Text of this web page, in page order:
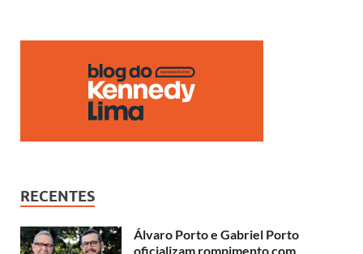
o A
p
p
Li
n
k
dI
n
RECENTES
Álvaro Porto e Gabriel Porto
oficializam rompimento com